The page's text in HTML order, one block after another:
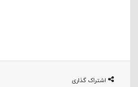
اشتراک گذاری